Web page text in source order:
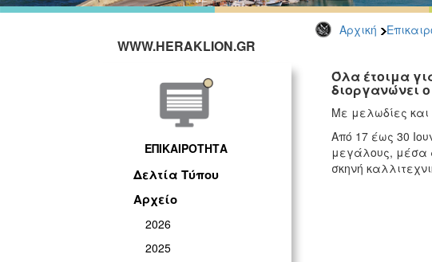
Αρχική
WWW.HERAKLION.GR
ΕΠΙΚΑΙΡΟΤΗΤΑ
Δελτία Τύπου
Αρχείο
2026
2025
Όλα έτοιμα
διοργανώνει
Με μελωδίες και
Από 17 έως 30
μεγάλους, μέσα
σκηνή